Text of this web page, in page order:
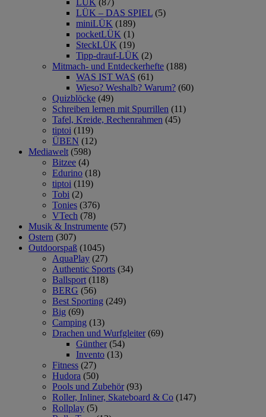
LÜK (87)
LÜK – DAS SPIEL (5)
miniLÜK (189)
pocketLÜK (1)
SteckLÜK (19)
Tipp-drauf-LÜK (2)
Mitmach- und Entdeckerhefte (188)
WAS IST WAS (61)
Wieso? Weshalb? Warum? (60)
Quizblöcke (49)
Schreiben lernen mit Spurrillen (11)
Tafel, Kreide, Rechenrahmen (45)
tiptoi (119)
ÜBEN (12)
Mediawelt (598)
Bitzee (4)
Edurino (18)
tiptoi (119)
Tobi (2)
Tonies (376)
VTech (78)
Musik & Instrumente (57)
Ostern (307)
Outdoorspaß (1045)
AquaPlay (27)
Authentic Sports (34)
Ballsport (118)
BERG (56)
Best Sporting (249)
Big (69)
Camping (13)
Drachen und Wurfgleiter (69)
Günther (54)
Invento (13)
Fitness (27)
Hudora (50)
Pools und Zubehör (93)
Roller, Inliner, Skateboard & Co (147)
Rollplay (5)